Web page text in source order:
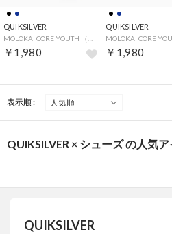
QUIKSILVER
￥1,980
QUIKSILVER
￥1,980
表示順 :
QUIKSILVER × シューズ の人気
QUIKSILVER